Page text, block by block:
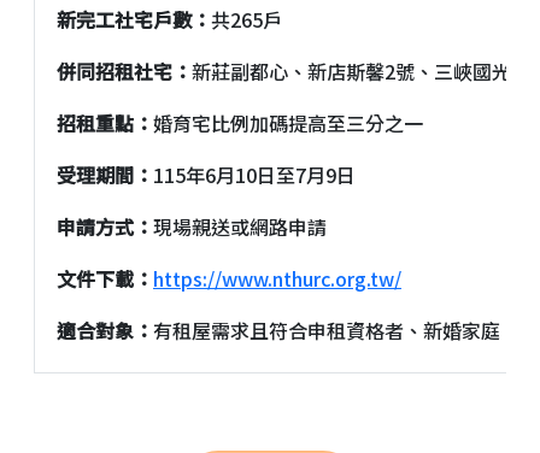
新完工社宅戶數： 共265戶
併同招租社宅： 新莊副都心、新店斯馨2號、三峽國光一
招租重點： 婚育宅比例加碼提高至三分之一
受理期間： 115年6月10日至7月9日
申請方式： 現場親送或網路申請
文件下載： https://www.nthurc.org.tw/
適合對象： 有租屋需求且符合申租資格者、新婚家庭、